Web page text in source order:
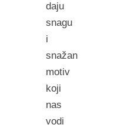
daju
snagu
i
snažan
motiv
koji
nas
vodi